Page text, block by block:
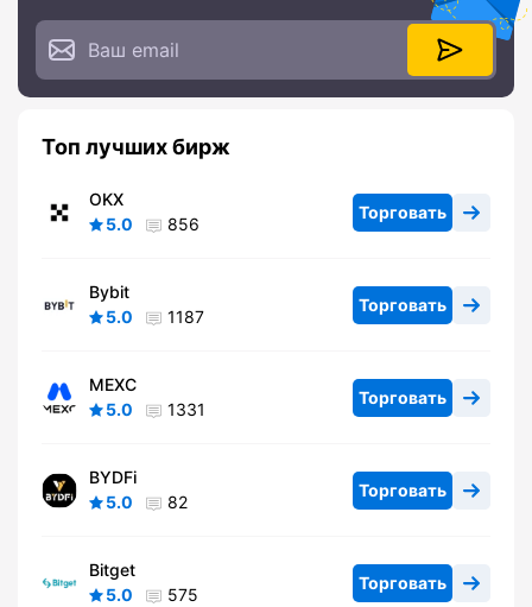
Топ лучших бирж
OKX
5.0
856
Торговать
Bybit
5.0
1187
Торговать
MEXC
5.0
1331
Торговать
BYDFi
5.0
82
Торговать
Bitget
5.0
575
Торговать